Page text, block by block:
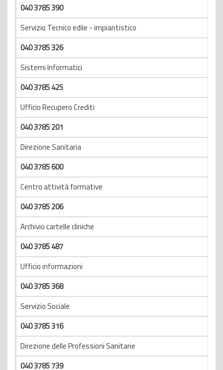
040 3785 390
Servizio Tecnico edile - impiantistico
040 3785 326
Sistemi Informatici
040 3785 425
Ufficio Recupero Crediti
040 3785 201
Direzione Sanitaria
040 3785 600
Centro attività formative
0403785 206
Archivio cartelle cliniche
040 3785 487
Ufficio informazioni
040 3785 368
Servizio Sociale
040 3785 316
Direzione delle Professioni Sanitarie
040 3785 739